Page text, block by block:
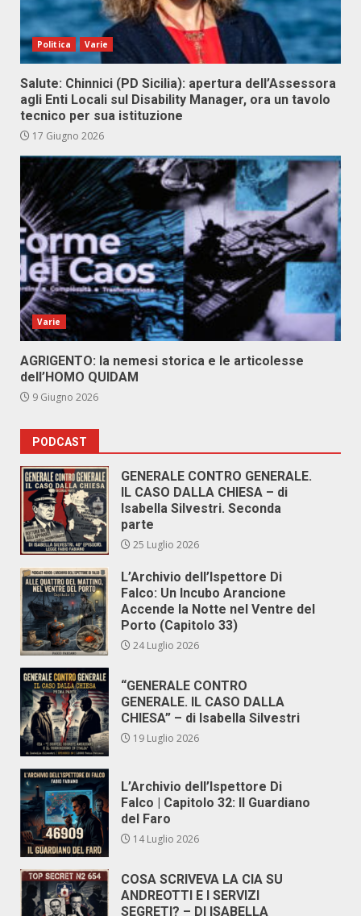
Politica Varie
Salute: Chinnici (PD Sicilia): apertura dell’Assessora
agli Enti Locali sul Disability Manager, ora un tavolo
tecnico per sua istituzione
17 Giugno 2026
Varie
AGRIGENTO: la nemesi storica e le articolesse
dell’HOMO QUIDAM
9 Giugno 2026
PODCAST
GENERALE CONTRO GENERALE.
IL CASO DALLA CHIESA – di
Isabella Silvestri. Seconda
parte
25 Luglio 2026
L’Archivio dell’Ispettore Di
Falco: Un Incubo Arancione
Accende la Notte nel Ventre del
Porto (Capitolo 33)
24 Luglio 2026
“GENERALE CONTRO
GENERALE. IL CASO DALLA
CHIESA” – di Isabella Silvestri
19 Luglio 2026
L’Archivio dell’Ispettore Di
Falco | Capitolo 32: Il Guardiano
del Faro
14 Luglio 2026
COSA SCRIVEVA LA CIA SU
ANDREOTTI E I SERVIZI
SEGRETI? – DI ISABELLA